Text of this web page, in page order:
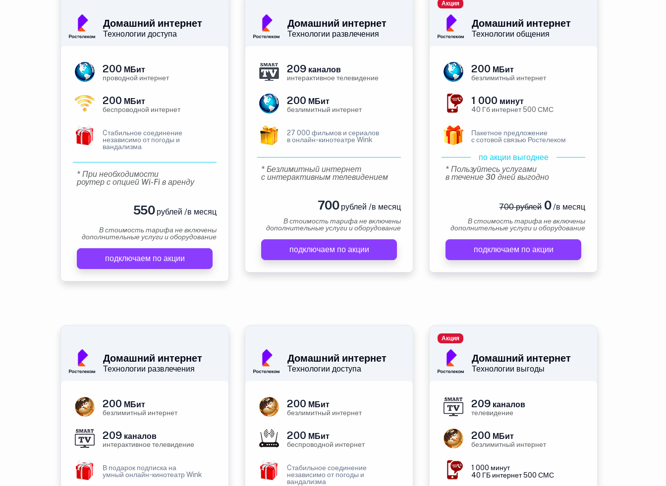
Домашний интернет
Технологии доступа
200 МБит
проводной интернет
200 МБит
беспроводной интернет
Cтабильное соединение
независимо от погоды и
вандализма
* При необходимости
роутер с опцией Wi-Fi в аренду
550рублей /в месяц
В стоимость тарифа не включены
дополнительные услуги и оборудование
подключаем по акции
Домашний интернет
Технологии развлечения
209 каналов
интерактивное телевидение
200 МБит
безлимитный интернет
27 000 фильмов и сериалов
в онлайн-кинотеатре Wink
* Безлимитный интернет
с интерактивным телевидением
700рублей /в месяц
В стоимость тарифа не включены
дополнительные услуги и оборудование
подключаем по акции
Домашний интернет
Технологии общения
Акция
200 МБит
безлимитный интернет
1 000 минут
40 Гб интернет 500 СМС
Пакетное предложение
с сотовой связью Ростелеком
по акции выгоднее
* Пользуйтесь услугами
в течение 30 дней выгодно
700 рублей0/в месяц
В стоимость тарифа не включены
дополнительные услуги и оборудование
подключаем по акции
Домашний интернет
Технологии развлечения
200 МБит
безлимитный интернет
209 каналов
интерактивное телевидение
В подарок подписка на
умный онлайн-кинотеатр Wink
Домашний интернет
Технологии доступа
200 МБит
безлимитный интернет
200 МБит
беспроводной интернет
Cтабильное соединение
независимо от погоды и
вандализма
Домашний интернет
Технологии выгоды
Акция
209 каналов
телевидение
200 МБит
безлимитный интернет
1 000 минут
40 ГБ интернет 500 СМС